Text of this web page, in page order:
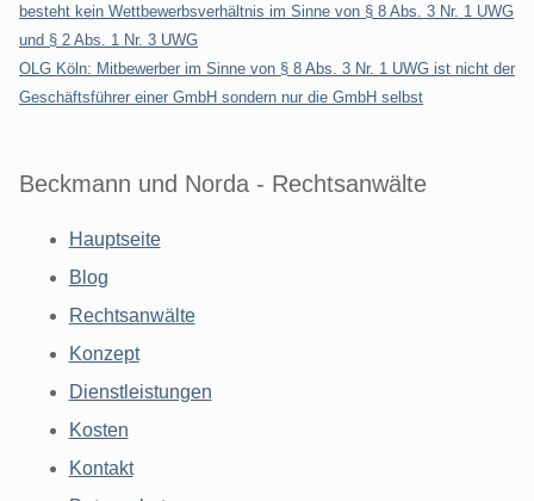
besteht kein Wettbewerbsverhältnis im Sinne von § 8 Abs. 3 Nr. 1 UWG
und § 2 Abs. 1 Nr. 3 UWG
OLG Köln: Mitbewerber im Sinne von § 8 Abs. 3 Nr. 1 UWG ist nicht der
Geschäftsführer einer GmbH sondern nur die GmbH selbst
Beckmann und Norda - Rechtsanwälte
Hauptseite
Blog
Rechtsanwälte
Konzept
Dienstleistungen
Kosten
Kontakt